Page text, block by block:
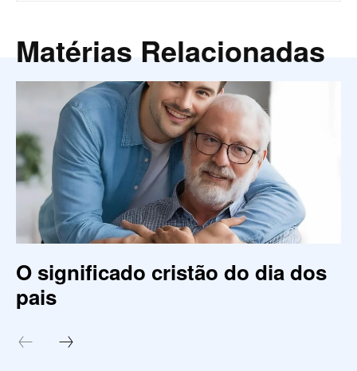
Matérias Relacionadas
O significado cristão do dia dos
pais